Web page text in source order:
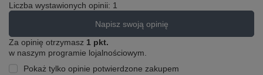
Liczba wystawionych opinii: 1
Napisz swoją opinię
Za opinię otrzymasz 1 pkt.
w naszym programie lojalnościowym.
Pokaż tylko opinie potwierdzone zakupem